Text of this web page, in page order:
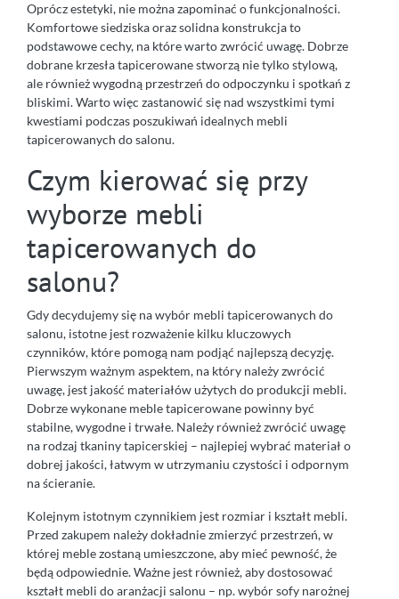
Oprócz estetyki, nie można zapominać o funkcjonalności.
Komfortowe siedziska oraz solidna konstrukcja to
podstawowe cechy, na które warto zwrócić uwagę. Dobrze
dobrane krzesła tapicerowane stworzą nie tylko stylową,
ale również wygodną przestrzeń do odpoczynku i spotkań z
bliskimi. Warto więc zastanowić się nad wszystkimi tymi
kwestiami podczas poszukiwań idealnych mebli
tapicerowanych do salonu.
Czym kierować się przy
wyborze mebli
tapicerowanych do
salonu?
Gdy decydujemy się na wybór mebli tapicerowanych do
salonu, istotne jest rozważenie kilku kluczowych
czynników, które pomogą nam podjąć najlepszą decyzję.
Pierwszym ważnym aspektem, na który należy zwrócić
uwagę, jest jakość materiałów użytych do produkcji mebli.
Dobrze wykonane meble tapicerowane powinny być
stabilne, wygodne i trwałe. Należy również zwrócić uwagę
na rodzaj tkaniny tapicerskiej – najlepiej wybrać materiał o
dobrej jakości, łatwym w utrzymaniu czystości i odpornym
na ścieranie.
Kolejnym istotnym czynnikiem jest rozmiar i kształt mebli.
Przed zakupem należy dokładnie zmierzyć przestrzeń, w
której meble zostaną umieszczone, aby mieć pewność, że
będą odpowiednie. Ważne jest również, aby dostosować
kształt mebli do aranżacji salonu – np. wybór sofy narożnej